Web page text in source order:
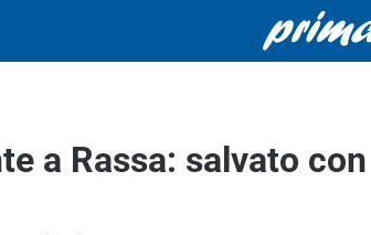
a Rassa: salvato